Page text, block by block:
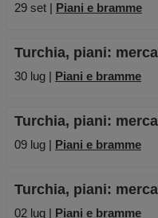
29 set | Piani e bramme
Turchia, piani:
30 lug | Piani e bramme
Turchia, piani:
09 lug | Piani e bramme
Turchia, piani:
02 lug | Piani e bramme